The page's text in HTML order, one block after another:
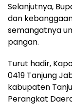
Selanjutnya,
dan
semangatnya
pangan.
Turut hadir,
0419 Tanjung
kabupaten
Perangkat